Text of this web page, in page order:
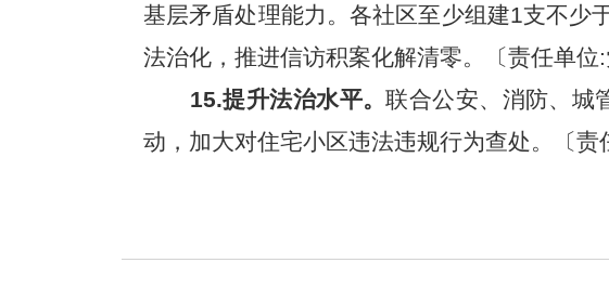
基层矛盾处理能力。各社区至少组建1支不少
法治化，推进信访积案化解清零。〔责任单
15.提升法治水平。联合公安、消防、城
动，加大对住宅小区违法违规行为查处。〔